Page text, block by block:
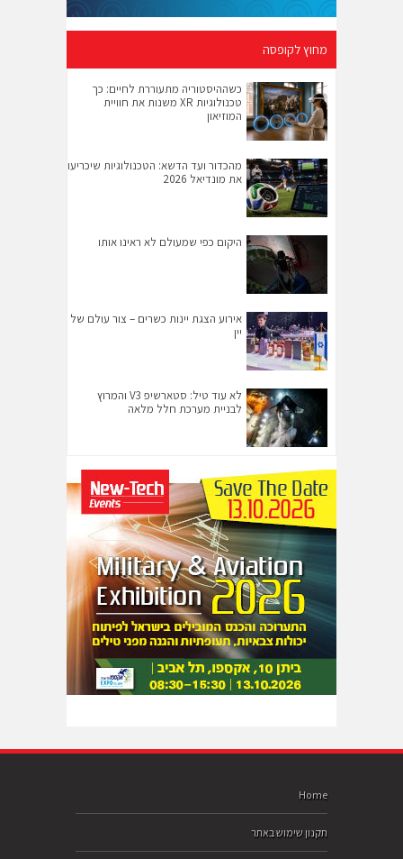
מחוץ לקופסה
כשההיסטוריה מתעוררת לחיים: כך
טכנולוגיות XR משנות את חוויית
המוזיאון
מהכדור ועד הדשא: הטכנולוגיות שיכריעו
את מונדיאל 2026
היקום כפי שמעולם לא ראינו אותו
אירוע הצגת יינות כשרים – צור עולם של
יין
לא עוד טיל: סטארשיפ V3 והמרוץ
לבניית מערכת חלל מלאה
Home
תקנון שימוש באתר